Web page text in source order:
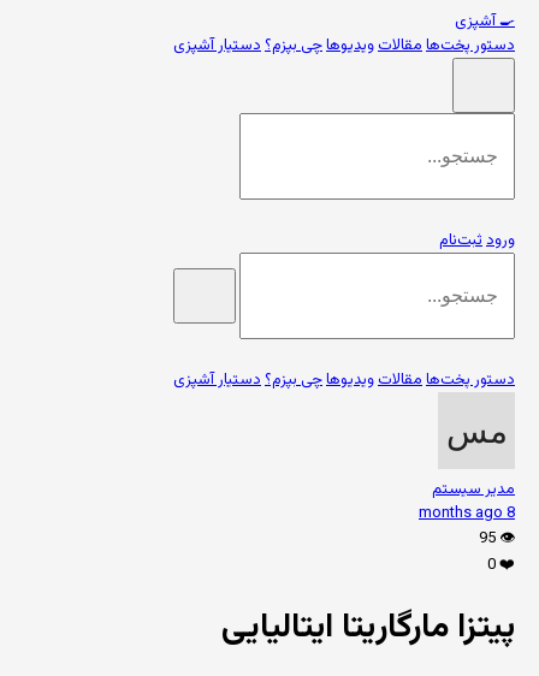
🍳آشپزی
دستور پخت‌هامقالاتویدیوهاچی بپزم؟دستیار آشپزی
ورودثبت‌نام
دستور پخت‌هامقالاتویدیوهاچی بپزم؟دستیار آشپزی
مدیر سیستم
8 months ago
👁️
95
❤️
0
پیتزا مارگاریتا ایتالیایی